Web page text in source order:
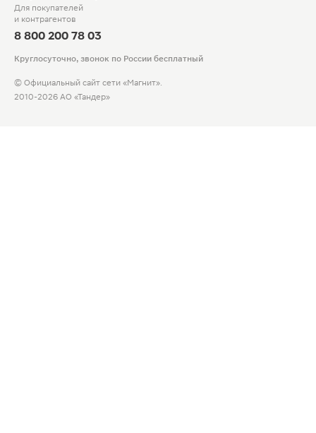
Для покупателей
и контрагентов
8 800 200 78 03
Круглосуточно, звонок по России бесплатный
© Официальный сайт сети «Магнит».
2010-2026 АО «Тандер»